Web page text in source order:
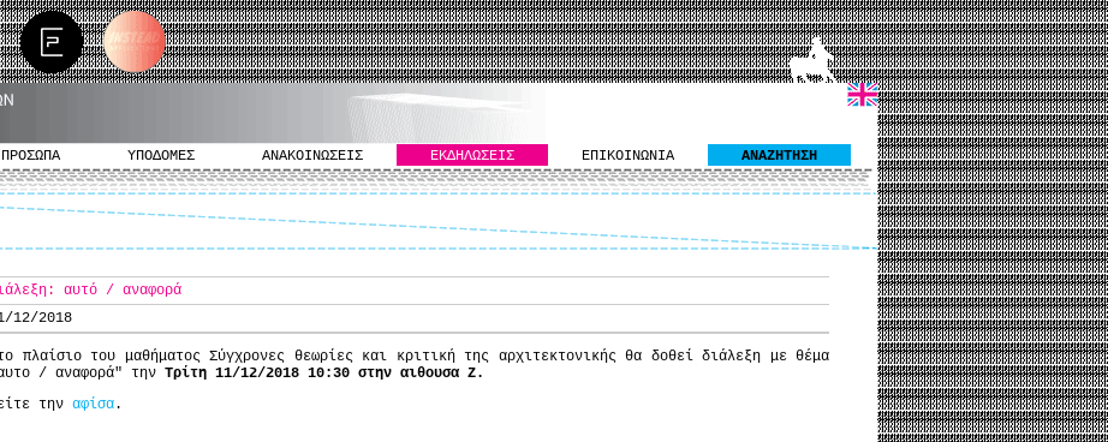
ΠΡΟΣΩΠΑ ΥΠΟΔΟΜΕΣ ΑΝΑΚΟΙΝΩΣΕΙΣ ΕΚΔΗΛΩΣΕΙΣ ΕΠΙΚΟΙΝΩΝΙΑ ΑΝΑΖΗΤΗΣΗ
αυτό / αναφορά
12/2018
πλαίσιο του μαθήματος Σύγχρονες θεωρίες και κριτική της αρχιτεκτονικής θα δοθεί διάλεξη με θέμα
/ αναφορά" την Τρίτη 11/12/2018 10:30 στην αιθουσα Ζ.
την αφίσα.